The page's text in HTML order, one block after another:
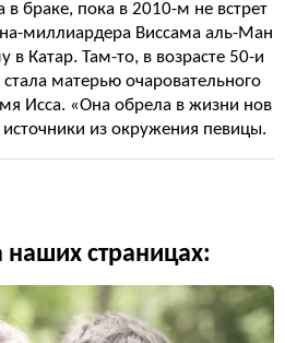
браке, пока в 2010-м не встрет
миллиардера Виссама аль-Ман
в Катар. Там-то, в возрасте 50-и
матерью очаровательного
Исса. «Она обрела в жизни нов
из окружения певицы.
наших страницах: